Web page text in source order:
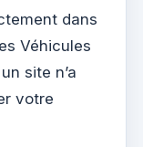
dans
Véhicules
site n’a
votre